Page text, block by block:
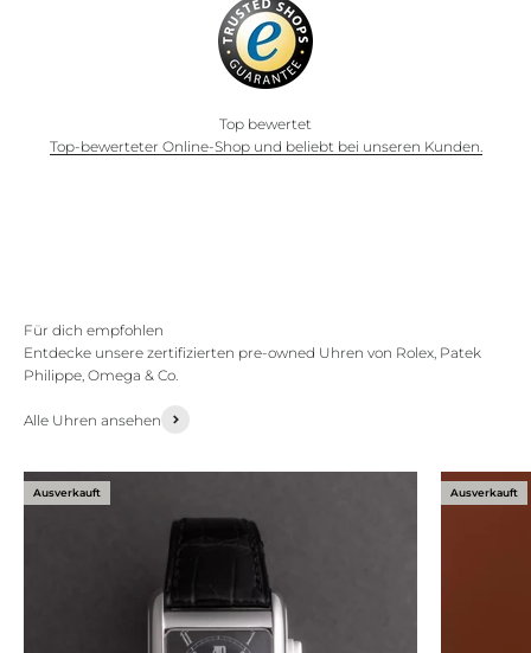
Top bewertet
Top-bewerteter Online-Shop und beliebt bei unseren Kunden.
Mit einer unserer handverlesenen Uhren hast du nicht nur ein
Entdecke unsere zertifizierten pre-owned Uhren von Rolex, Patek
Philippe, Omega & Co.
Alle Uhren ansehen
Ausverkauft Ausverkauft